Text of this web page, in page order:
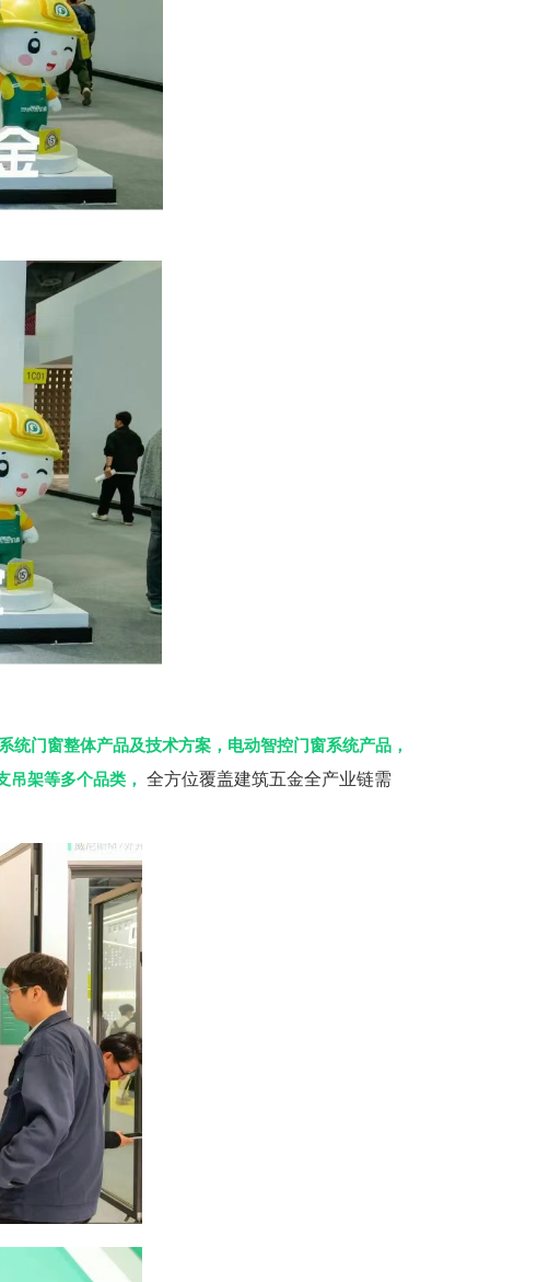
统门窗整体产品及技术方案，电动智控门窗系统产品，
架等多个品类， 全方位覆盖建筑五金全产业链需